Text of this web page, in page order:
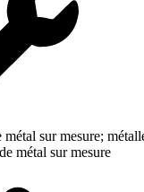
métal sur mesure;
métal sur mesure